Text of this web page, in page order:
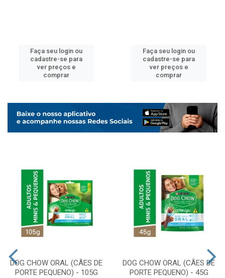
Faça seu login ou
cadastre-se para
ver preços e
comprar
Faça seu login ou
cadastre-se para
ver preços e
comprar
DOG CHOW ORAL (CÃES DE
PORTE PEQUENO) - 105G
DOG CHOW ORAL (CÃES DE
PORTE PEQUENO) - 45G